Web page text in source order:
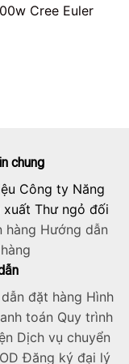
Cree Euler
chung
Công ty Năng
xuất Thư ngỏ đối
hàng Hướng dẫn
đặt hàng Hình
toán Quy trình
Dịch vụ chuyển
Đăng ký đại lý